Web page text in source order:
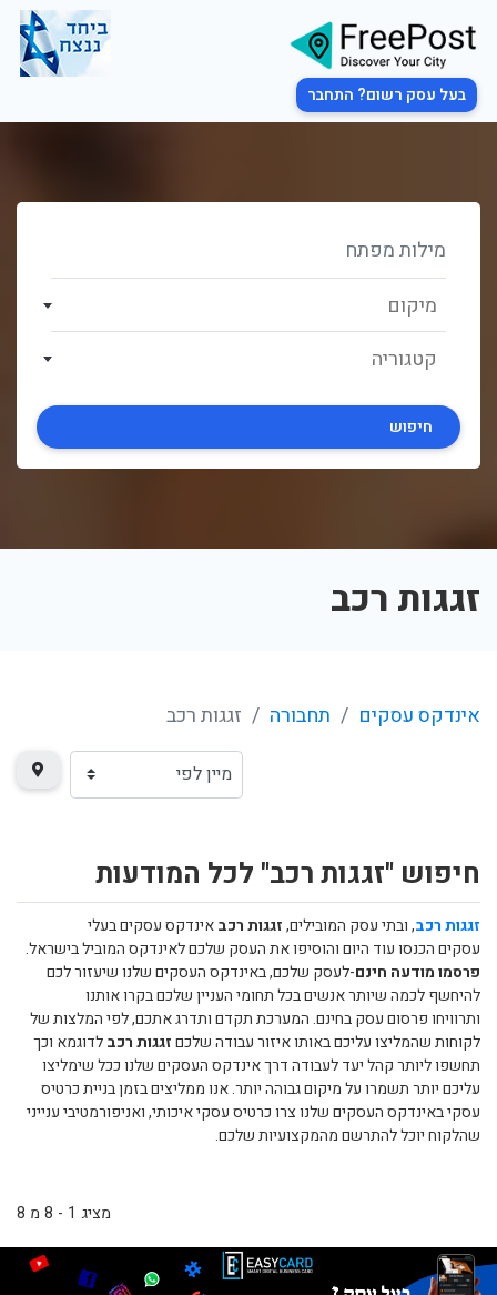
בעל עסק רשום? התחבר
מיקום
קטגוריה
חיפוש
זגגות רכב
אינדקס עסקים תחבורה זגגות רכב
חיפוש "זגגות רכב" לכל המודעות
זגגות רכב, ובתי עסק המובילים,זגגות רכבאינדקס עסקים בעלי
עסקים הכנסו עוד היום והוסיפו את העסק שלכם לאינדקס המוביל בישראל.
פרסמו מודעה חינם-לעסק שלכם, באינדקס העסקים שלנו שיעזור לכם
להיחשף לכמה שיותר אנשים בכל תחומי העניין שלכם בקרו אותנו
ותרוויחו פרסום עסק בחינם. המערכת תקדם ותדרג אתכם, לפי המלצות של
לקוחות שהמליצו עליכם באותו איזור עבודה שלכםזגגות רכבלדוגמא וכך
תחשפו ליותר קהל יעד לעבודה דרך אינדקס העסקים שלנו ככל שימליצו
עליכם יותר תשמרו על מיקום גבוהה יותר. אנו ממליצים בזמן בניית כרטיס
עסקי באינדקס העסקים שלנו צרו כרטיס עסקי איכותי, ואניפורמטיבי ענייני
שהלקוח יוכל להתרשם מהמקצועיות שלכם.
מציג 1 - 8 מ 8